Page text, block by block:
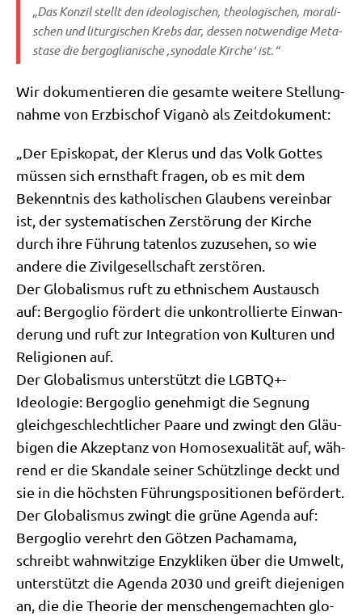
„Das Kon­zil stellt den ideo­lo­gi­schen, theo­lo­gi­schen, mora­li­
schen und lit­ur­gi­schen Krebs dar, des­sen not­wen­di­ge Meta­
sta­se die berg­o­glia­ni­sche ‚syn­oda­le Kir­che‘ ist.“
Wir doku­men­tie­ren die gesam­te wei­te­re Stel­lung­
nah­me von Erz­bi­schof Viganò als Zeitdokument:
„Der Epi­sko­pat, der Kle­rus und das Volk Got­tes
müs­sen sich ernst­haft fra­gen, ob es mit dem
Bekennt­nis des katho­li­schen Glau­bens ver­ein­bar
ist, der syste­ma­ti­schen Zer­stö­rung der Kir­che
durch ihre Füh­rung taten­los zuzu­se­hen, so wie
ande­re die Zivil­ge­sell­schaft zer­stö­ren.
Der Glo­ba­lis­mus ruft zu eth­ni­schem Aus­tausch
auf: Berg­o­glio för­dert die unkon­trol­lier­te Ein­wan­
de­rung und ruft zur Inte­gra­ti­on von Kul­tu­ren und
Reli­gio­nen auf.
Der Glo­ba­lis­mus unter­stützt die LGBTQ+-
Ideologie: Berg­o­glio geneh­migt die Seg­nung
gleich­ge­schlecht­li­cher Paa­re und zwingt den Gläu­
bi­gen die Akzep­tanz von Homo­se­xua­li­tät auf, wäh­
rend er die Skan­da­le sei­ner Schütz­lin­ge deckt und
sie in die höch­sten Füh­rungs­po­si­tio­nen beför­dert.
Der Glo­ba­lis­mus zwingt die grü­ne Agen­da auf:
Berg­o­glio ver­ehrt den Göt­zen Pacha­ma­ma,
schreibt wahn­wit­zi­ge Enzy­kli­ken über die Umwelt,
unter­stützt die Agen­da 2030 und greift die­je­ni­gen
an, die die Theo­rie der men­schen­ge­mach­ten glo­